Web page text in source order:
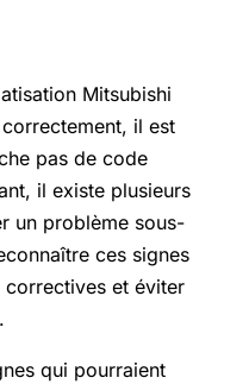
Mitsubishi
il est
pas de code
il existe plusieurs
un problème sous-
ces signes
correctives et éviter
qui pourraient